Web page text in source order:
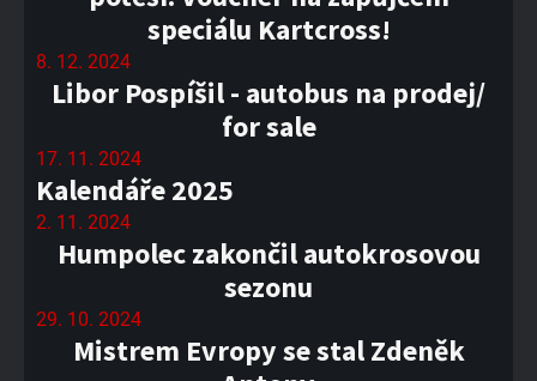
speciálu Kartcross!
8. 12. 2024
Libor Pospíšil - autobus na prodej/
for sale
17. 11. 2024
Kalendáře 2025
2. 11. 2024
Humpolec zakončil autokrosovou
sezonu
29. 10. 2024
Mistrem Evropy se stal Zdeněk